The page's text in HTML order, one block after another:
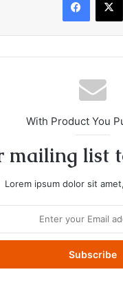
With Product You
mailing list
Lorem ipsum dolor sit